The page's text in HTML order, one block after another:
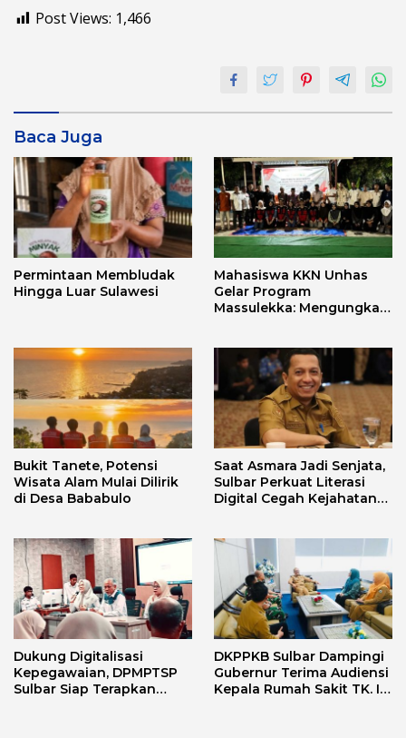
Post Views: 1,466
Baca Juga
Permintaan Membludak
Hingga Luar Sulawesi
Mahasiswa KKN Unhas
Gelar Program
Massulekka: Mengungkap
Bukit Tanete, Potensi
Wisata Alam Mulai Dilirik
di Desa Bababulo
Saat Asmara Jadi Senjata,
Sulbar Perkuat Literasi
Digital Cegah Kejahatan
Dukung Digitalisasi
Kepegawaian, DPMPTSP
Sulbar Siap Terapkan
DKPPKB Sulbar Dampingi
Gubernur Terima Audiensi
Kepala Rumah Sakit TK. III